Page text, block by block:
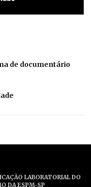
de documentário
LABORATORIAL DO
DA ESPM-SP